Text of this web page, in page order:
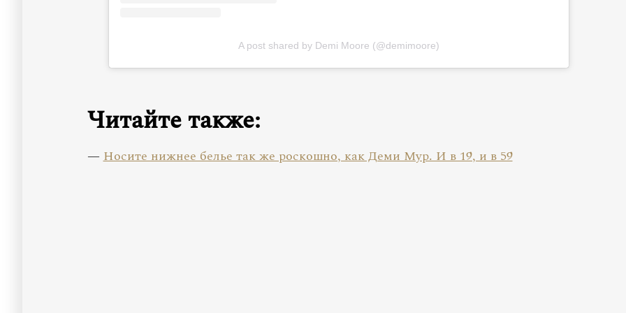
A post shared by Demi Moore (@demimoore)
Читайте также:
—Носите нижнее белье так же роскошно, как Деми Мур. И в 19, и в 59